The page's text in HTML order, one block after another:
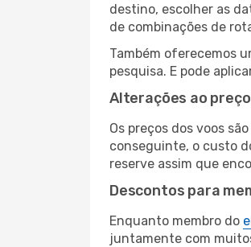
destino, escolher as
de combinações de
Também oferecemos
pesquisa. E pode
Alterações ao
Os preços dos voos
conseguinte, o custo
reserve assim que
Descontos para
Enquanto membro do
juntamente com